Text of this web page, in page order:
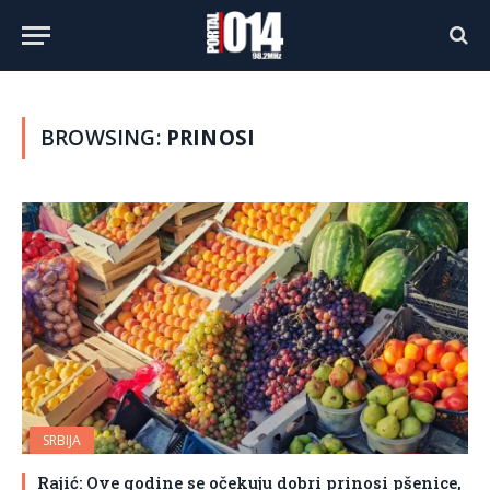
BROWSING: PRINOSI
SRBIJA
Rajić: Ove godine se očekuju dobri prinosi pšenice,